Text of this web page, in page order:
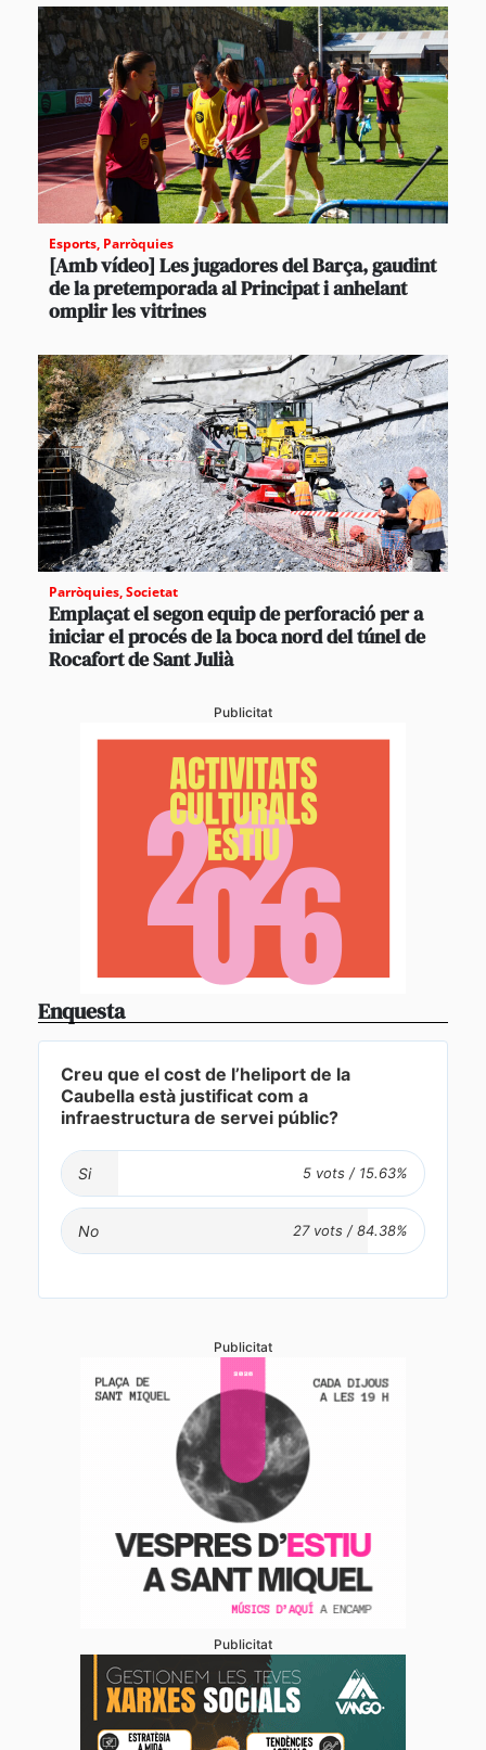
Esports, Parròquies
[Amb vídeo] Les jugadores del Barça, gaudint
de la pretemporada al Principat i anhelant
omplir les vitrines
Parròquies,Societat
Emplaçat el segon equip de perforació per a
iniciar el procés de la boca nord del túnel de
Rocafort de Sant Julià
Publicitat
Enquesta
Creu que el cost de l’heliport de la
Caubella està justificat com a
infraestructura de servei públic?
Si
No
Publicitat
Publicitat